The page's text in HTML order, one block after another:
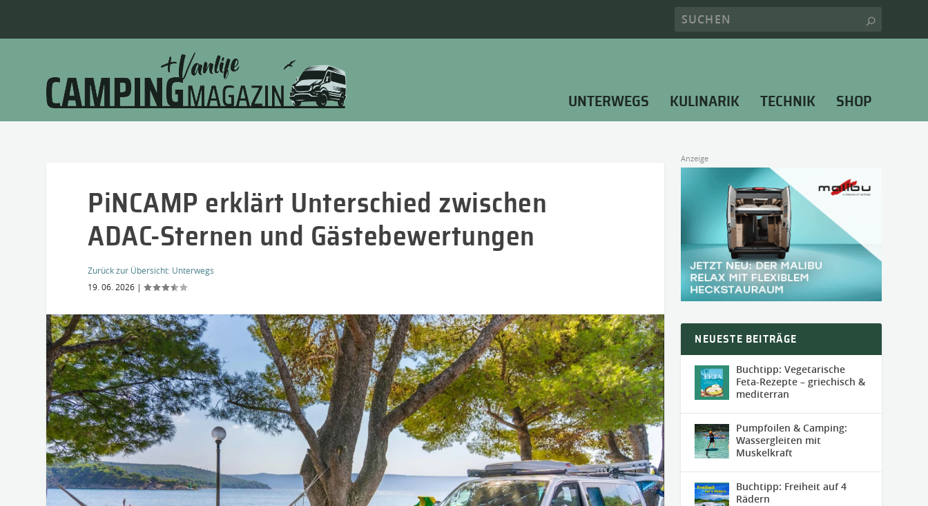
UNTERWEGS KULINARIK TECHNIK SHOP
PiNCAMP erklärt Unterschied zwischen
ADAC-Sternen und Gästebewertungen
Zurück zur Übersicht: Unterwegs
19. 06. 2026 |
Anzeige
NEUESTE BEITRÄGE
Buchtipp: Vegetarische
Feta-Rezepte – griechisch &
mediterran
Pumpfoilen & Camping:
Wassergleiten mit
Muskelkraft
Buchtipp: Freiheit auf 4
Rädern